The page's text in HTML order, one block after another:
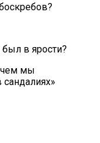
в ярости?
чем мы